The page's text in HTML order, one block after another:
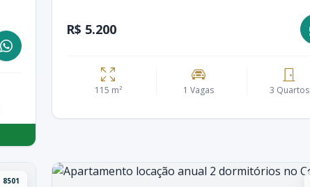
R$ 5.200
115 m² 1 Vagas 3 Quartos
8501